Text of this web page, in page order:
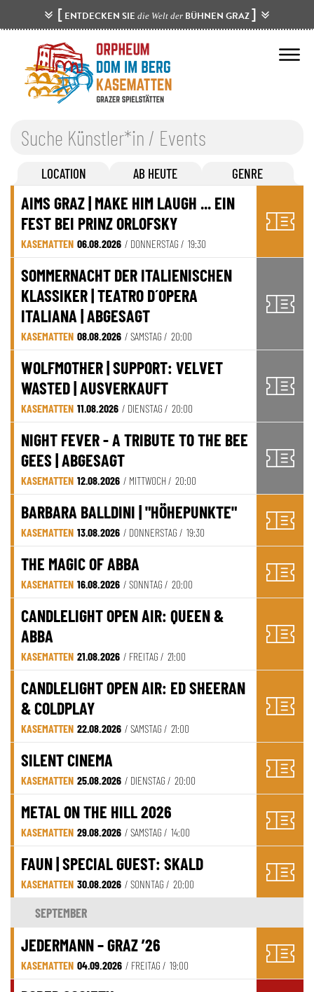
[ ENTDECKEN SIE die Welt der BÜHNEN GRAZ]
LOCATION AB HEUTE GENRE
AIMS GRAZ | MAKE HIM LAUGH ... EIN
FEST BEI PRINZ ORLOFSKY
KASEMATTEN 06.08.2026 / DONNERSTAG / 19:30
SOMMERNACHT DER ITALIENISCHEN
KLASSIKER | TEATRO D´OPERA
ITALIANA | ABGESAGT
KASEMATTEN 08.08.2026 / SAMSTAG / 20:00
WOLFMOTHER | SUPPORT: VELVET
WASTED | AUSVERKAUFT
KASEMATTEN 11.08.2026 / DIENSTAG / 20:00
NIGHT FEVER - A TRIBUTE TO THE BEE
GEES | ABGESAGT
KASEMATTEN 12.08.2026 / MITTWOCH / 20:00
BARBARA BALLDINI | "HÖHEPUNKTE"
KASEMATTEN 13.08.2026 / DONNERSTAG / 19:30
THE MAGIC OF ABBA
KASEMATTEN 16.08.2026 / SONNTAG / 20:00
CANDLELIGHT OPEN AIR: QUEEN &
ABBA
KASEMATTEN 21.08.2026 / FREITAG / 21:00
CANDLELIGHT OPEN AIR: ED SHEERAN
& COLDPLAY
KASEMATTEN 22.08.2026 / SAMSTAG / 21:00
SILENT CINEMA
KASEMATTEN 25.08.2026 / DIENSTAG / 20:00
METAL ON THE HILL 2026
KASEMATTEN 29.08.2026 / SAMSTAG / 14:00
FAUN | SPECIAL GUEST: SKALD
KASEMATTEN 30.08.2026 / SONNTAG / 20:00
SEPTEMBER
JEDERMANN – GRAZ ’26
KASEMATTEN 04.09.2026 / FREITAG / 19:00